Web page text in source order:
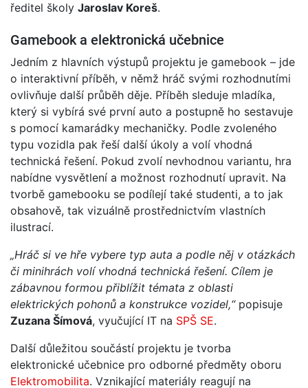
ředitel školy Jaroslav Koreš.
Gamebook a elektronická učebnice
Jedním z hlavních výstupů projektu je gamebook – jde
o interaktivní příběh, v němž hráč svými rozhodnutími
ovlivňuje další průběh děje. Příběh sleduje mladíka,
který si vybírá své první auto a postupně ho sestavuje
s pomocí kamarádky mechaničky. Podle zvoleného
typu vozidla pak řeší další úkoly a volí vhodná
technická řešení. Pokud zvolí nevhodnou variantu, hra
nabídne vysvětlení a možnost rozhodnutí upravit. Na
tvorbě gamebooku se podílejí také studenti, a to jak
obsahově, tak vizuálně prostřednictvím vlastních
ilustrací.
„Hráč si ve hře vybere typ auta a podle něj v otázkách
či minihrách volí vhodná technická řešení. Cílem je
zábavnou formou přiblížit témata z oblasti
elektrických pohonů a konstrukce vozidel,“popisuje
Zuzana Šímová, vyučující IT na SPŠ SE.
Další důležitou součástí projektu je tvorba
elektronické učebnice pro odborné předměty oboru
Elektromobilita. Vznikající materiály reagují na